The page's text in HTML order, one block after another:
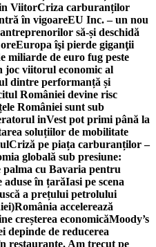
ViitorCriza carburanților
în vigoareEU Inc. – un nou
să-și deschidă
Europa îşi pierde giganţii
miliarde de euro fug peste
joc viitorul economic al
dintre performanță și
României devine risc
României sunt sub
inVest pot primi până la
soluțiilor de mobilitate
Criză pe piața carburanților –
globală sub presiune:
palma cu Bavaria pentru
aduse în țarăIasi pe scena
a prețului petrolului
România accelerează
creșterea economicăMoody’s
depinde de reducerea
restaurante. Am trecut pe